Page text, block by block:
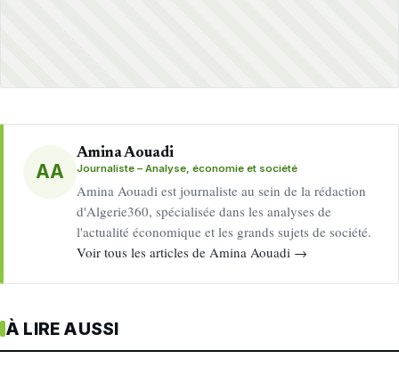
AA
Amina Aouadi
Journaliste – Analyse, économie et société
Amina Aouadi est journaliste au sein de la rédaction
d'Algerie360, spécialisée dans les analyses de
l'actualité économique et les grands sujets de société.
Voir tous les articles de Amina Aouadi →
À LIRE AUSSI